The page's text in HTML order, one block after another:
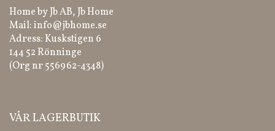
Home by Jb AB, Jb Home
Mail:info@jbhome.se
Adress: Kuskstigen 6
144 52 Rönninge
(Org nr 556962-4348)
VÅR LAGERBUTIK